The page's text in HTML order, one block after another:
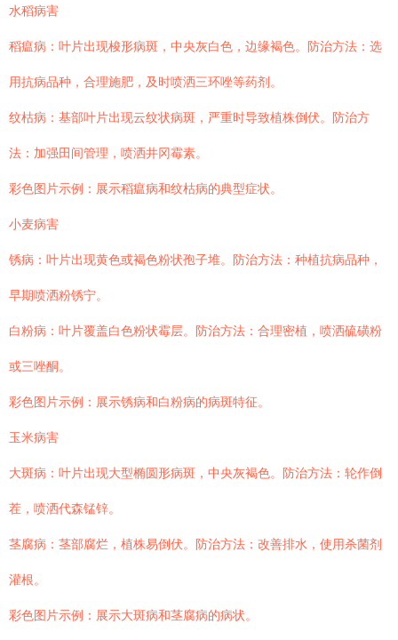
水稻病害
稻瘟病：叶片出现梭形病斑，中央灰白色，边缘褐色。防治方法：选
用抗病品种，合理施肥，及时喷洒三环唑等药剂。
纹枯病：基部叶片出现云纹状病斑，严重时导致植株倒伏。防治方
法：加强田间管理，喷洒井冈霉素。
彩色图片示例：展示稻瘟病和纹枯病的典型症状。
小麦病害
锈病：叶片出现黄色或褐色粉状孢子堆。防治方法：种植抗病品种，
早期喷洒粉锈宁。
白粉病：叶片覆盖白色粉状霉层。防治方法：合理密植，喷洒硫磺粉
或三唑酮。
彩色图片示例：展示锈病和白粉病的病斑特征。
玉米病害
大斑病：叶片出现大型椭圆形病斑，中央灰褐色。防治方法：轮作倒
茬，喷洒代森锰锌。
茎腐病：茎部腐烂，植株易倒伏。防治方法：改善排水，使用杀菌剂
灌根。
彩色图片示例：展示大斑病和茎腐病的病状。